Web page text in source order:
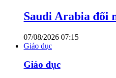
Saudi Arabia đối
07/08/2026 07:15
Giáo dục
Giáo dục